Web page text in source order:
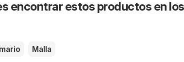
encontrar estos productos en los
Malla